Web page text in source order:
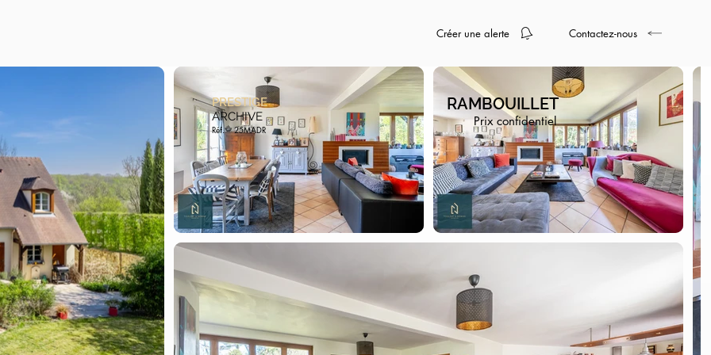
Créer une alerte Contactez-nous
RAMBOUILLET
Prix confidentiel
ARCHIVE
PRESTIGE
Réf. 25MADR